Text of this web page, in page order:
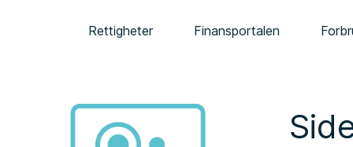
Rettigheter Finansportalen